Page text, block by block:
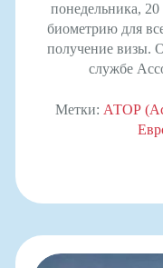
понедельника,
биометрию для
получение визы.
службе
Метки: АТОР